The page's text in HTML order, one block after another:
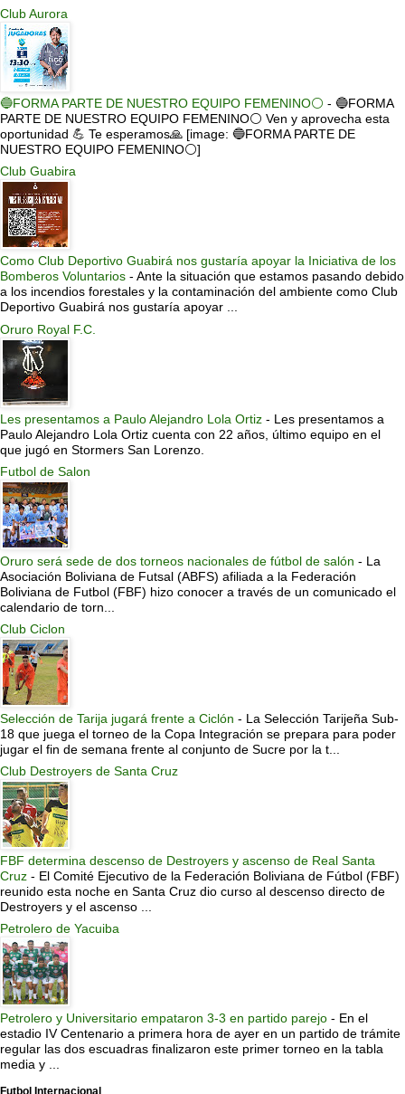
Club Aurora
🔵FORMA PARTE DE NUESTRO EQUIPO FEMENINO⚪ - 🔵FORMA
PARTE DE NUESTRO EQUIPO FEMENINO⚪ Ven y aprovecha esta
oportunidad 💪 Te esperamos🙏 [image: 🔵FORMA PARTE DE
NUESTRO EQUIPO FEMENINO⚪]
Club Guabira
Como Club Deportivo Guabirá nos gustaría apoyar la Iniciativa de los
Bomberos Voluntarios - Ante la situación que estamos pasando debido
a los incendios forestales y la contaminación del ambiente como Club
Deportivo Guabirá nos gustaría apoyar ...
Oruro Royal F.C.
Les presentamos a Paulo Alejandro Lola Ortiz - Les presentamos a
Paulo Alejandro Lola Ortiz cuenta con 22 años, último equipo en el
que jugó en Stormers San Lorenzo.
Futbol de Salon
Oruro será sede de dos torneos nacionales de fútbol de salón - La
Asociación Boliviana de Futsal (ABFS) afiliada a la Federación
Boliviana de Futbol (FBF) hizo conocer a través de un comunicado el
calendario de torn...
Club Ciclon
Selección de Tarija jugará frente a Ciclón - La Selección Tarijeña Sub-
18 que juega el torneo de la Copa Integración se prepara para poder
jugar el fin de semana frente al conjunto de Sucre por la t...
Club Destroyers de Santa Cruz
FBF determina descenso de Destroyers y ascenso de Real Santa
Cruz - El Comité Ejecutivo de la Federación Boliviana de Fútbol (FBF)
reunido esta noche en Santa Cruz dio curso al descenso directo de
Destroyers y el ascenso ...
Petrolero de Yacuiba
Petrolero y Universitario empataron 3-3 en partido parejo - En el
estadio IV Centenario a primera hora de ayer en un partido de trámite
regular las dos escuadras finalizaron este primer torneo en la tabla
media y ...
Futbol Internacional